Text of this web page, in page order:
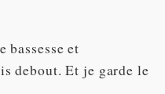
bassesse et
debout. Et je garde le